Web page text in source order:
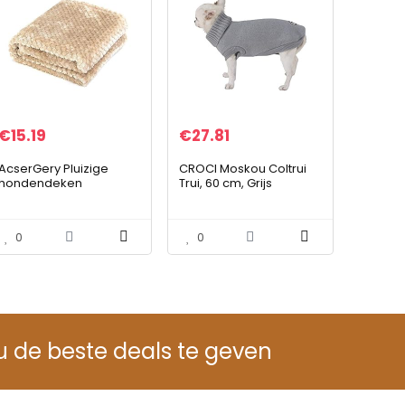
15.19
Pluizige
(kaki)
0
€27.81
CROCI Moskou Coltrui
Trui, 60 cm, Grijs
0
de beste deals te geven